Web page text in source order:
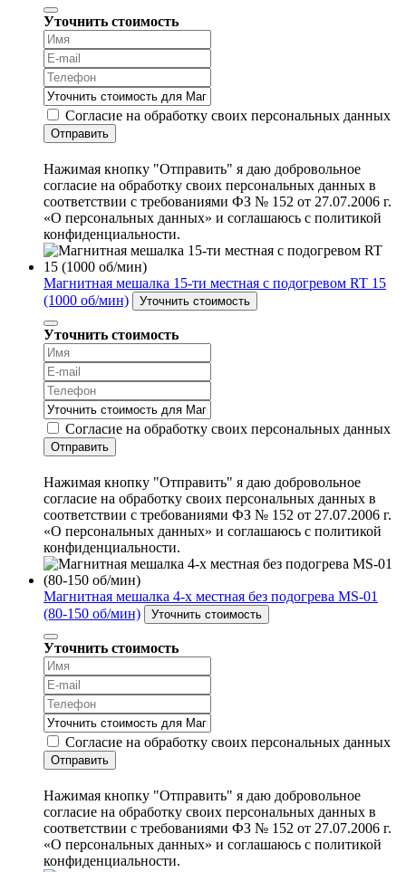
Уточнить стоимость
Согласие на обработку своих персональных данных
Отправить
Нажимая кнопку "Отправить" я даю добровольное
согласие на обработку своих персональных данных в
соответствии с требованиями ФЗ № 152 от 27.07.2006 г.
«О персональных данных» и соглашаюсь с политикой
конфиденциальности.
Магнитная мешалка 15-ти местная с подогревом RT 15
(1000 об/мин)
Уточнить стоимость
Уточнить стоимость
Согласие на обработку своих персональных данных
Отправить
Нажимая кнопку "Отправить" я даю добровольное
согласие на обработку своих персональных данных в
соответствии с требованиями ФЗ № 152 от 27.07.2006 г.
«О персональных данных» и соглашаюсь с политикой
конфиденциальности.
Магнитная мешалка 4-х местная без подогрева MS-01
(80-150 об/мин)
Уточнить стоимость
Уточнить стоимость
Согласие на обработку своих персональных данных
Отправить
Нажимая кнопку "Отправить" я даю добровольное
согласие на обработку своих персональных данных в
соответствии с требованиями ФЗ № 152 от 27.07.2006 г.
«О персональных данных» и соглашаюсь с политикой
конфиденциальности.